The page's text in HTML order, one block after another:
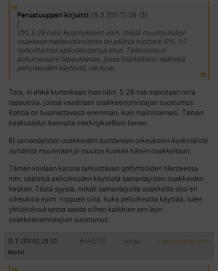
Perustuuppari kirjoitti: (9.3.2011 17:09:13)
[
OYL 5.29 tulisi kysymykseen vain, mikäli muutos lisäisi
osakkaan maksuvelvoitetta tai päätös tuottaisi OYL 1:7
tarkoittamaa epäoikeutettua etua. Tällaisesta ei
puhumassani tapauksessa, jossa lisättääisiin säätelyä
pelioikeuden käytöstä, ole kyse.
Tota, ei ehkä kuitenkaan ihan näin. 5:29:ssä mainitaan niitä
tapauksia, joissa vaaditaan osakkeenomistajan suostumus.
Kohtia on huomattavasti enemmän, kuin mainitsemasi. Tämän
keskustelun kannalta merkityksellisin lienee:
8) samanlajisten osakkeiden tuottamien oikeuksien keskinäistä
suhdetta muutetaan ja muutos koskee hänen osakkeitaan.
Tämän voidaan katsoa tarkoittavan golfyhtiöiden tilanteessa
mm. säätelyä pelioikeuden käytöstä samanlajisten osakkeiden
kesken. Tästä syystä, mikäli samanlajisilla osakkeilla olisi eri
oikeuksia esim. riippuen siitä, kuka pelioikeutta käyttää, tulee
yhtiökokouksessa saada siihen kaikkien sen lajin
osakkeenomistajien suostumus.
10.3.2011 02:29:00 #445170 VASTAA ILMOITA ASIATON VIESTI
Hörhö